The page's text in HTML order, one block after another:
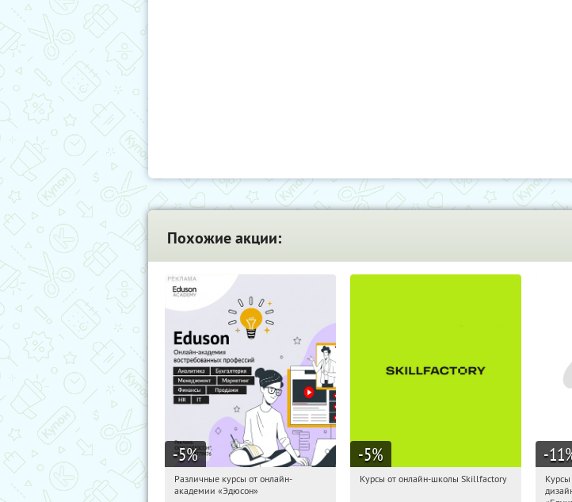
Похожие акции:
-5%
21:36:19 Получили:
Различные курсы от онлайн-
академии «Эдюсон»
-5%
21:36:19
Получи первым!
Курсы от онлайн-школы Skillfactory
-11
Курсы